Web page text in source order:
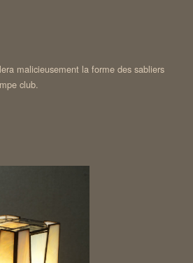
malicieusement la forme des sabliers
club.